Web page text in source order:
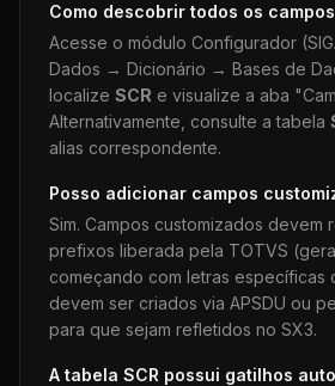
Como descobrir todos os
Acesse o módulo Configurador
Dados → Dicionário → Bases de
localize SCR e visualize a aba
Alternativamente, consulte a tabela
alias correspondente.
Posso adicionar campos
Sim. Campos customizados devem
prefixos liberada pela TOTVS
começando com letras específicas
devem ser criados via APSDU ou
para que sejam refletidos no SX3.
A tabela SCR possui gatilhos